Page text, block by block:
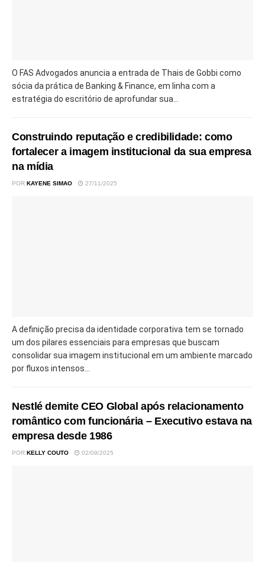
O FAS Advogados anuncia a entrada de Thais de Gobbi como
sócia da prática de Banking & Finance, em linha com a
estratégia do escritório de aprofundar sua...
Construindo reputação e credibilidade: como
fortalecer a imagem institucional da sua empresa
na mídia
POR KAYENE SIMAO 27/11/2025
A definição precisa da identidade corporativa tem se tornado
um dos pilares essenciais para empresas que buscam
consolidar sua imagem institucional em um ambiente marcado
por fluxos intensos...
Nestlé demite CEO Global após relacionamento
romântico com funcionária – Executivo estava na
empresa desde 1986
POR KELLY COUTO 02/09/2025